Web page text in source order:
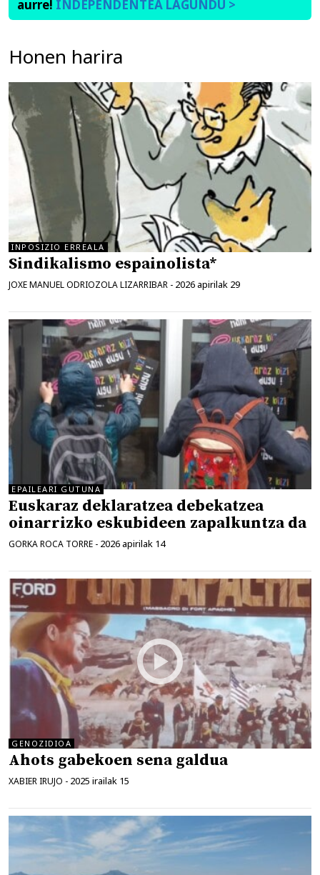
aurre! INDEPENDENTEA LAGUNDU >
Honen harira
INPOSIZIO ERREALA
Sindikalismo espainolista*
JOXE MANUEL ODRIOZOLA LIZARRIBAR - 2026 apirilak 29
EPAILEARI GUTUNA
Euskaraz deklaratzea debekatzea
oinarrizko eskubideen zapalkuntza da
GORKA ROCA TORRE - 2026 apirilak 14
GENOZIDIOA
Ahots gabekoen sena galdua
XABIER IRUJO - 2025 irailak 15